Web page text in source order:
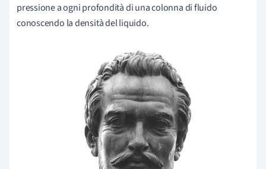
pressione a ogni profondità di una colonna di fluido
conoscendo la densità del liquido.